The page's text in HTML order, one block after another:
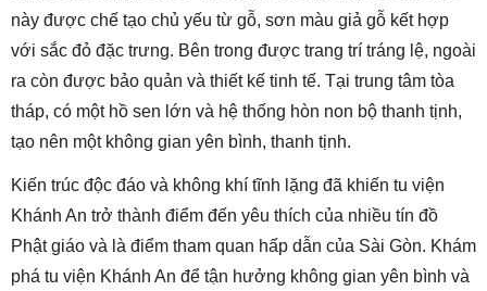
này được chế tạo chủ yếu từ gỗ, sơn màu giả gỗ kết hợp
với sắc đỏ đặc trưng. Bên trong được trang trí tráng lệ, ngoài
ra còn được bảo quản và thiết kế tinh tế. Tại trung tâm tòa
tháp, có một hồ sen lớn và hệ thống hòn non bộ thanh tịnh,
tạo nên một không gian yên bình, thanh tịnh.
Kiến trúc độc đáo và không khí tĩnh lặng đã khiến tu viện
Khánh An trở thành điểm đến yêu thích của nhiều tín đồ
Phật giáo và là điểm tham quan hấp dẫn của Sài Gòn. Khám
phá tu viện Khánh An để tận hưởng không gian yên bình và